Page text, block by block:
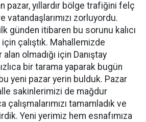
pazar, yıllardır bölge trafiğini felç
vatandaşlarımızı zorluyordu.
günden itibaren bu sorunu kalıcı
çalıştık. Mahallemizde
olmadığı için Danıştay
bir tarama yaparak bugün
bu yeni pazar yerin bulduk. Pazar
sakinlerimizi de mağdur
çalışmalarımızı tamamladık ve
Yeni yerimiz hem esnafımıza